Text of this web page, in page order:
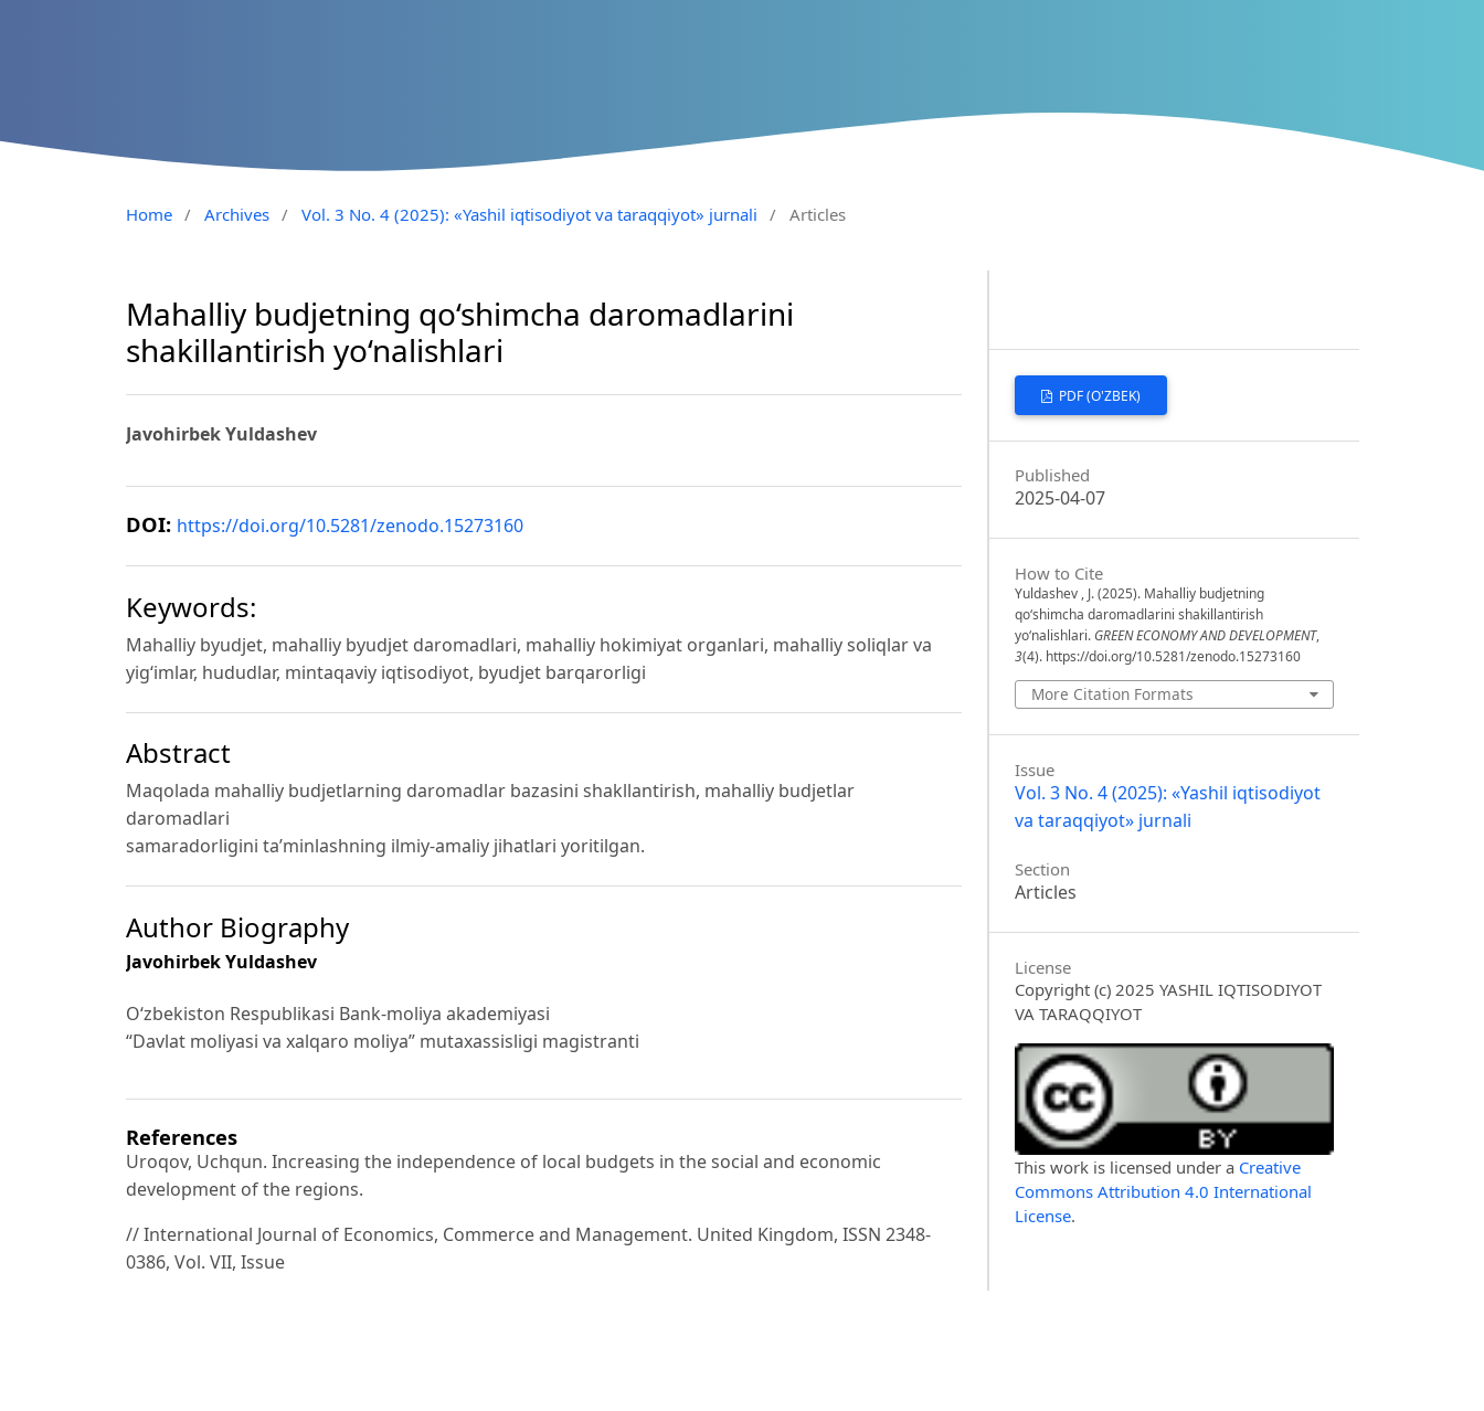
Home / Archives / Vol. 3 No. 4 (2025): «Yashil iqtisodiyot va taraqqiyot» jurnali / Articles
Mahalliy budjetning qo‘shimcha daromadlarini
shakillantirish yo‘nalishlari
Javohirbek Yuldashev
DOI: https://doi.org/10.5281/zenodo.15273160
Keywords:
Mahalliy byudjet, mahalliy byudjet daromadlari, mahalliy hokimiyat organlari, mahalliy soliqlar va
yig‘imlar, hududlar, mintaqaviy iqtisodiyot, byudjet barqarorligi
Abstract
Maqolada mahalliy budjetlarning daromadlar bazasini shakllantirish, mahalliy budjetlar
daromadlari
samaradorligini ta’minlashning ilmiy-amaliy jihatlari yoritilgan.
Author Biography
Javohirbek Yuldashev
O‘zbekiston Respublikasi Bank-moliya akademiyasi
“Davlat moliyasi va xalqaro moliya” mutaxassisligi magistranti
References
Uroqov, Uchqun. Increasing the independence of local budgets in the social and economic
development of the regions.
// International Journal of Economics, Commerce and Management. United Kingdom, ISSN 2348-
0386, Vol. VII, Issue
PDF (O'ZBEK)
Published
2025-04-07
How to Cite
Yuldashev , J. (2025). Mahalliy budjetning
qo‘shimcha daromadlarini shakillantirish
yo‘nalishlari. GREEN ECONOMY AND DEVELOPMENT,
3(4). https://doi.org/10.5281/zenodo.15273160
More Citation Formats
Issue
Vol. 3 No. 4 (2025): «Yashil iqtisodiyot
va taraqqiyot» jurnali
Section
Articles
License
Copyright (c) 2025 YASHIL IQTISODIYOT
VA TARAQQIYOT
This work is licensed under a Creative
Commons Attribution 4.0 International
License.